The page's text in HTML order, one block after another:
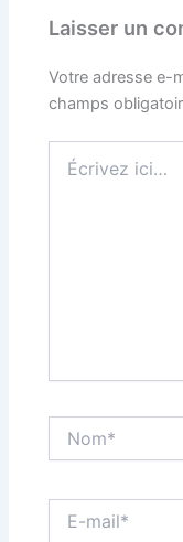
Laisser un
Votre adresse e-
champs
ici…
mail*